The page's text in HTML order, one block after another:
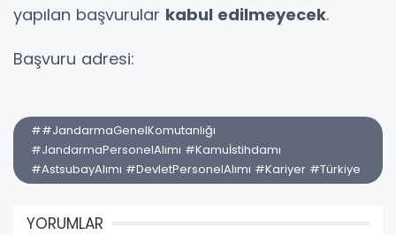
yapılan başvurular kabul edilmeyecek.
Başvuru adresi:
##JandarmaGenelKomutanlığı
#JandarmaPersonelAlımı #Kamuİstihdamı
#AstsubayAlımı #DevletPersonelAlımı #Kariyer #Türkiye
YORUMLAR